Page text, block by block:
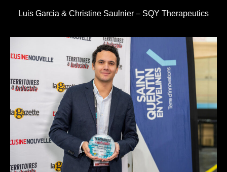
Luis Garcia & Christine Saulnier – SQY Therapeutics